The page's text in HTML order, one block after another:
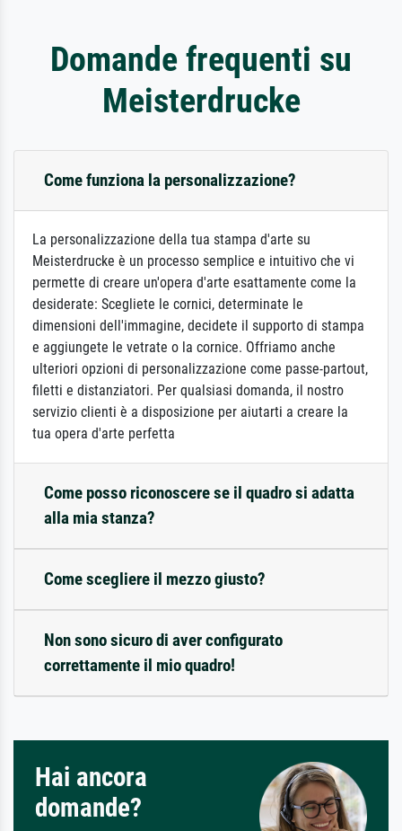
Domande frequenti su
Meisterdrucke
Come funziona la personalizzazione?
La personalizzazione della tua stampa d'arte su
Meisterdrucke è un processo semplice e intuitivo che vi
permette di creare un'opera d'arte esattamente come la
desiderate: Scegliete le cornici, determinate le
dimensioni dell'immagine, decidete il supporto di stampa
e aggiungete le vetrate o la cornice. Offriamo anche
ulteriori opzioni di personalizzazione come passe-partout,
filetti e distanziatori. Per qualsiasi domanda, il nostro
servizio clienti è a disposizione per aiutarti a creare la
tua opera d'arte perfetta
Come posso riconoscere se il quadro si adatta
alla mia stanza?
Come scegliere il mezzo giusto?
Non sono sicuro di aver configurato
correttamente il mio quadro!
Hai ancora
domande?